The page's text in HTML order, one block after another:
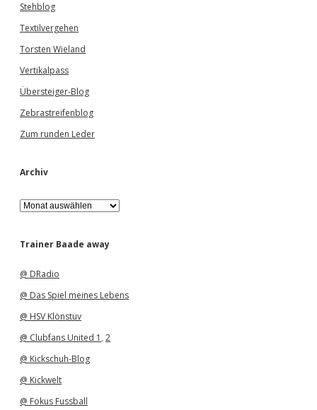
Stehblog
Textilvergehen
Torsten Wieland
Vertikalpass
Übersteiger-Blog
Zebrastreifenblog
Zum runden Leder
Archiv
A
r
h
Trainer Baade away
@ DRadio
@ Das Spiel meines Lebens
@ HSV Klönstuv
@ Clubfans United 1 , 2
@ Kickschuh-Blog
@ Kickwelt
@ Fokus Fussball